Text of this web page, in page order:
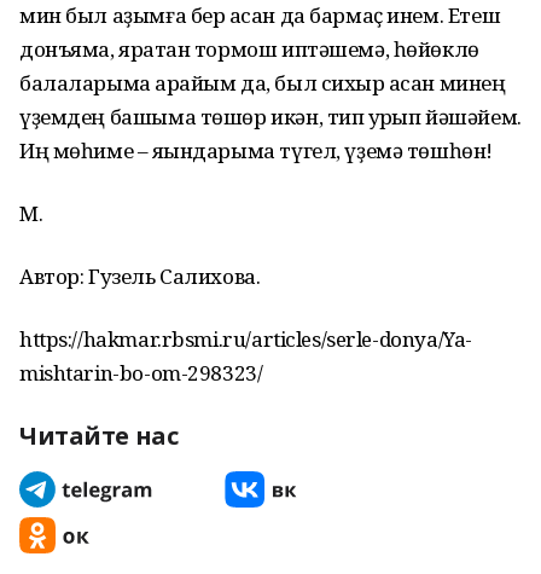
мин был аҙымға бер ҡасан да бармаҫ инем. Етеш
донъяма, яратҡан тормош иптәшемә, һөйөклө
балаларыма ҡарайым да, был сихыр ҡасан минең
үҙемдең башыма төшөр икән, тип ҡурҡып йәшәйем.
Иң мөһиме – яҡындарыма түгел, үҙемә төшһөн!
М.
Автор: Гузель Салихова.
https://hakmar.rbsmi.ru/articles/serle-donya/Ya-
mishtarin-bo-om-298323/
Читайте нас